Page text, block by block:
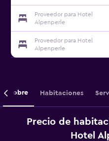
Proveedor para Hotel
Alpenperle
Proveedor para Hotel
Alpenperle
Sobre Habitaciones
Precio de
Hotel